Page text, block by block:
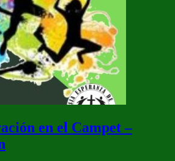
en el Campet –